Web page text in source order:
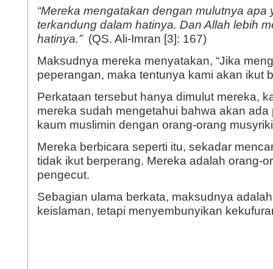
“Mereka mengatakan dengan mulutnya apa
terkandung dalam hatinya. Dan Allah lebih
hatinya.”(QS. Ali-Imran [3]: 167)
Maksudnya mereka menyatakan, “Jika
peperangan, maka tentunya kami akan ikut
Perkataan tersebut hanya dimulut mereka,
mereka sudah mengetahui bahwa akan
kaum muslimin dengan orang-orang
Mereka berbicara seperti itu, sekadar
tidak ikut berperang. Mereka adalah orang-
pengecut.
Sebagian ulama berkata, maksudnya
keislaman, tetapi menyembunyikan